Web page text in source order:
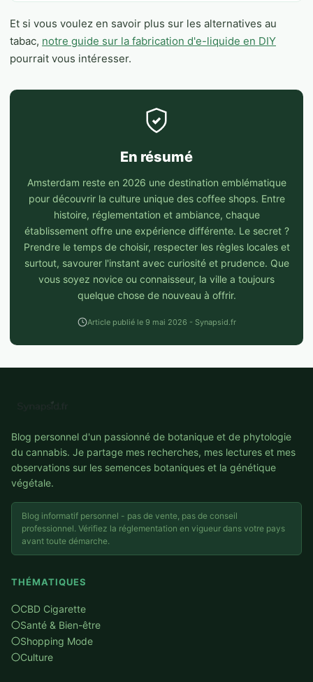
Et si vous voulez en savoir plus sur les alternatives au
tabac, notre guide sur la fabrication d'e-liquide en DIY
pourrait vous intéresser.
En résumé
Amsterdam reste en 2026 une destination emblématique
pour découvrir la culture unique des coffee shops. Entre
histoire, réglementation et ambiance, chaque
établissement offre une expérience différente. Le secret ?
Prendre le temps de choisir, respecter les règles locales et
surtout, savourer l'instant avec curiosité et prudence. Que
vous soyez novice ou connaisseur, la ville a toujours
quelque chose de nouveau à offrir.
Article publié le 9 mai 2026 - Synapsid.fr
Blog personnel d'un passionné de botanique et de phytologie
du cannabis. Je partage mes recherches, mes lectures et mes
observations sur les semences botaniques et la génétique
végétale.
Blog informatif personnel - pas de vente, pas de conseil
professionnel. Vérifiez la réglementation en vigueur dans votre pays
avant toute démarche.
THÉMATIQUES
CBD Cigarette
Santé & Bien-être
Shopping Mode
Culture